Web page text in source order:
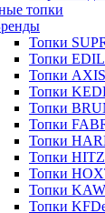
топки
Топки
Топки
Топки
Топки
Топки
Топки
Топки
Топки
Топки
Топки
Топки